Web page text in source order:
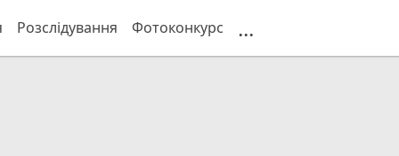
Розслідування Фотоконкурс ...